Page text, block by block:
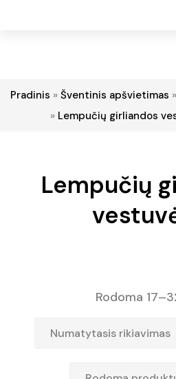
Pradinis » Šventinis apšvietimas »
» Lempučių girliandos
Lempučių
Rodoma